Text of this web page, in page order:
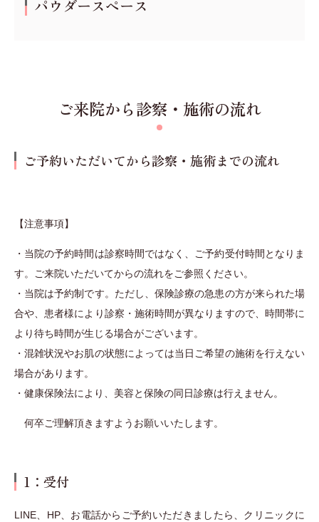
パウダースペース
ご来院から診察・施術の流れ
ご予約いただいてから診察・施術までの流れ
【注意事項】
・当院の予約時間は診察時間ではなく、ご予約受付時間となりま
す。ご来院いただいてからの流れをご参照ください。
・当院は予約制です。ただし、保険診療の急患の方が来られた場
合や、患者様により診察・施術時間が異なりますので、時間帯に
より待ち時間が生じる場合がございます。
・混雑状況やお肌の状態によっては当日ご希望の施術を行えない
場合があります。
・健康保険法により、美容と保険の同日診療は行えません。
何卒ご理解頂きますようお願いいたします。
1：受付
LINE、HP、お電話からご予約いただきましたら、クリニックに